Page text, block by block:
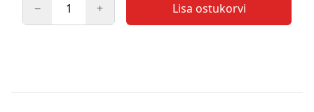
− + Lisa ostukorvi